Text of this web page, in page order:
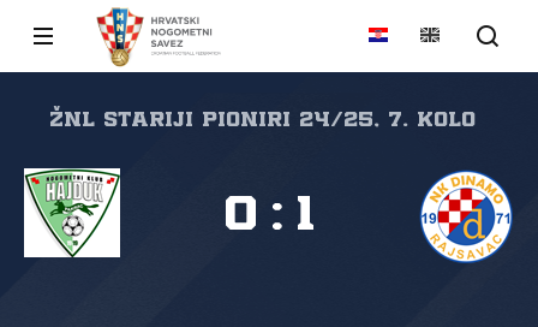
ŽNL stariji pioniri 24/25, 7. kolo
0 : 1